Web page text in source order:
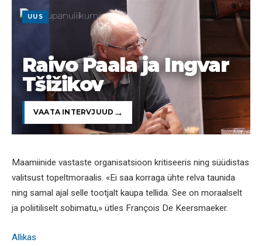
UUS
Raivo Paala ja Ingvar
Tšižikov
VAATA INTERVJUUD
Maamiinide vastaste organisatsioon kritiseeris ning süüdistas
valitsust topeltmoraalis. «Ei saa korraga ühte relva taunida
ning samal ajal selle tootjalt kaupa tellida. See on moraalselt
ja poliitiliselt sobimatu,» ütles François De Keersmaeker.
Allikas